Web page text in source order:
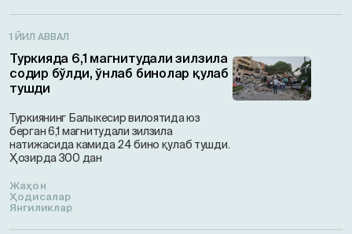
1 ЙИЛ АВВАЛ
Туркияда 6,1 магнитудали зилзила
содир бўлди, ўнлаб бинолар қулаб
тушди
Туркиянинг Балыкесир вилоятида юз
берган 6,1 магнитудали зилзила
натижасида камида 24 бино қулаб тушди.
Ҳозирда 300 дан
Жаҳон
Ҳодисалар
Янгиликлар